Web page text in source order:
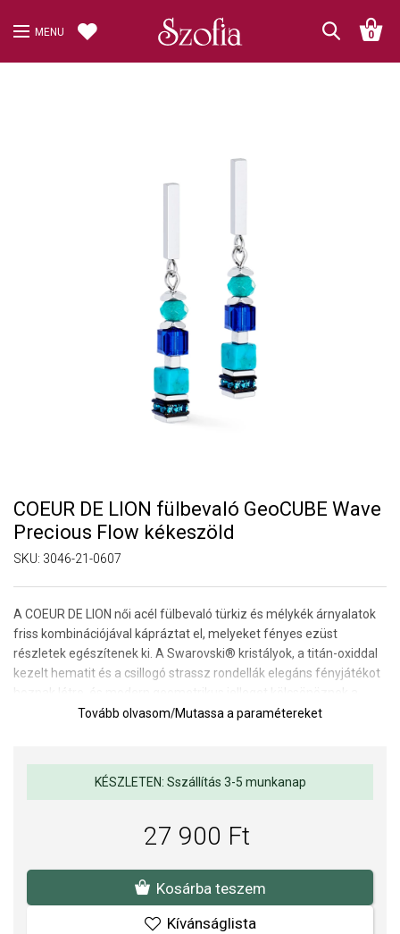
MENU 0
COEUR DE LION fülbevaló GeoCUBE Wave
Precious Flow kékeszöld
SKU: 3046-21-0607
A COEUR DE LION női acél fülbevaló türkiz és mélykék árnyalatok
friss kombinációjával kápráztat el, melyeket fényes ezüst
részletek egészítenek ki. A Swarovski® kristályok, a titán-oxiddal
kezelt hematit és a csillogó strassz rondellák elegáns fényjátékot
hoznak létre, és modern geometrikus jelleget kölcsönöznek a
fülbevalónak.
és kifinomult megjelenést kölcsönöz a darabnak, amely
gyönyörűen élénkíti mind a minimalista, mind az elegáns stílust.
Tovább olvasom/Mutassa a paramétereket
KÉSZLETEN: Sszállítás 3-5 munkanap
27 900 Ft
Kosárba teszem
Kívánságlista